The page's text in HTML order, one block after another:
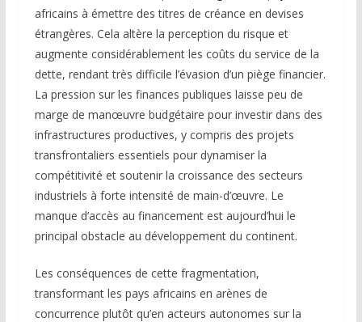
africains à émettre des titres de créance en devises
étrangères. Cela altère la perception du risque et
augmente considérablement les coûts du service de la
dette, rendant très difficile l’évasion d’un piège financier.
La pression sur les finances publiques laisse peu de
marge de manœuvre budgétaire pour investir dans des
infrastructures productives, y compris des projets
transfrontaliers essentiels pour dynamiser la
compétitivité et soutenir la croissance des secteurs
industriels à forte intensité de main-d’œuvre. Le
manque d’accès au financement est aujourd’hui le
principal obstacle au développement du continent.
Les conséquences de cette fragmentation,
transformant les pays africains en arènes de
concurrence plutôt qu’en acteurs autonomes sur la